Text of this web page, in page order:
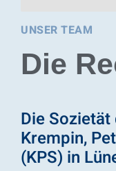
UNSER TEAM
Die
Die
Krempin,
(KPS) in